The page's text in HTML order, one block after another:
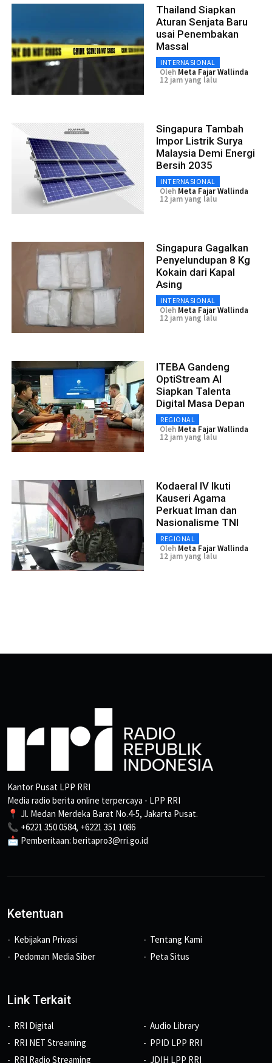
Thailand Siapkan
Aturan Senjata Baru
usai Penembakan
Massal
INTERNASIONAL
Oleh Meta Fajar Wallinda
12 jam yang lalu
Singapura Tambah
Impor Listrik Surya
Malaysia Demi Energi
Bersih 2035
INTERNASIONAL
Oleh Meta Fajar Wallinda
12 jam yang lalu
Singapura Gagalkan
Penyelundupan 8 Kg
Kokain dari Kapal
Asing
INTERNASIONAL
Oleh Meta Fajar Wallinda
12 jam yang lalu
ITEBA Gandeng
OptiStream AI
Siapkan Talenta
Digital Masa Depan
REGIONAL
Oleh Meta Fajar Wallinda
12 jam yang lalu
Kodaeral IV Ikuti
Kauseri Agama
Perkuat Iman dan
Nasionalisme TNI
REGIONAL
Oleh Meta Fajar Wallinda
12 jam yang lalu
Kantor Pusat LPP RRI
Media radio berita online terpercaya - LPP RRI
📍 Jl. Medan Merdeka Barat No.4-5, Jakarta Pusat.
📞 +6221 350 0584, +6221 351 1086
📩 Pemberitaan: beritapro3@rri.go.id
Ketentuan
Kebijakan Privasi
Pedoman Media Siber
Tentang Kami
Peta Situs
Link Terkait
RRI Digital
RRI NET Streaming
RRI Radio Streaming
Audio Library
PPID LPP RRI
JDIH LPP RRI